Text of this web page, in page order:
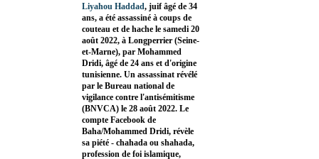
Liyahou Haddad, juif âgé de 34
ans, a été assassiné à coups de
couteau et de hache le samedi 20
août 2022, à Longperrier (Seine-
et-Marne), par Mohammed
Dridi, âgé de 24 ans et d'origine
tunisienne. Un assassinat révélé
par le Bureau national de
vigilance contre l'antisémitisme
(BNVCA) le 28 août 2022. Le
compte Facebook de
Baha/Mohammed Dridi, révèle
sa piété - chahada ou shahada,
profession de foi islamique,